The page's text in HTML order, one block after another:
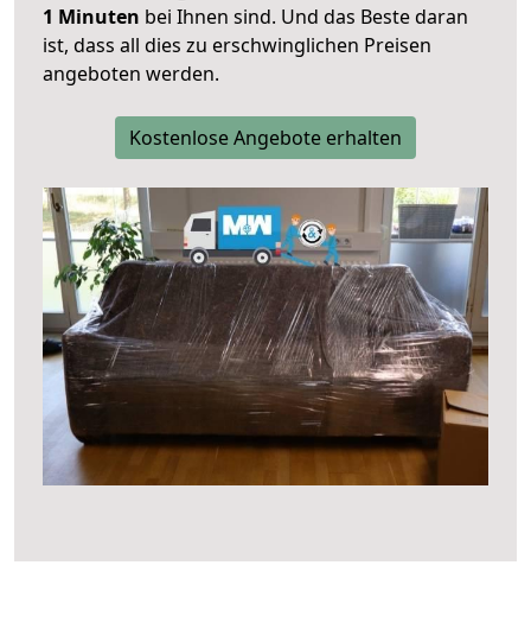
1 Minuten bei Ihnen sind. Und das Beste daran
ist, dass all dies zu erschwinglichen Preisen
angeboten werden.
Kostenlose Angebote erhalten